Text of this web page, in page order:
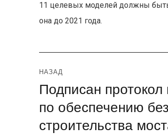
11 целевых моделей должны
она до 2021 года.
Навигация
по
записям
НАЗАД
Предыдущая
запись:
Подписан
по обеспечению
строительства